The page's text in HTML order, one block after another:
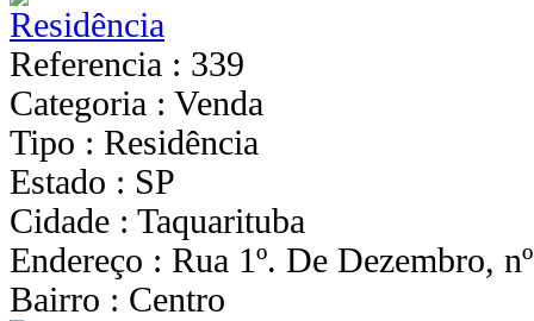
Referencia : 339
Categoria : Venda
Tipo : Residência
Estado : SP
Cidade : Taquarituba
Endereço : Rua 1º. De Dezembro,
Bairro : Centro